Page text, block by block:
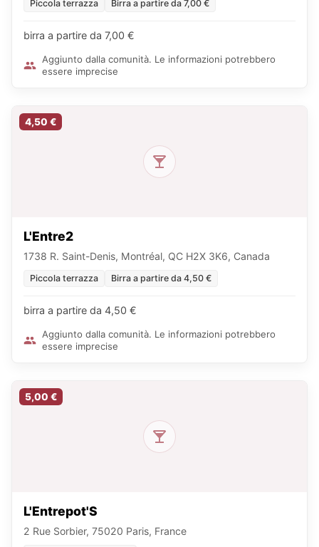
Piccola terrazza Birra a partire da 7,00 €
birra a partire da 7,00 €
Aggiunto dalla comunità. Le informazioni potrebbero
essere imprecise
4,50 €
L'Entre2
1738 R. Saint-Denis, Montréal, QC H2X 3K6, Canada
Piccola terrazza Birra a partire da 4,50 €
birra a partire da 4,50 €
Aggiunto dalla comunità. Le informazioni potrebbero
essere imprecise
5,00 €
L'Entrepot'S
2 Rue Sorbier, 75020 Paris, France